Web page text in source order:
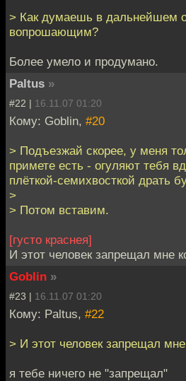
> Как думаешь в дальнейшем
вопрошающим?
Более умело и продумано.
Paltus »
#22 | 16.11.07 01:20
Кому: Goblin, #20
> Подъезжай скорее, у меня
примете есть - огуляют тебя
плёткой-семихвосткой драть
>
> Потом вставим.
[густо краснея]
И этот человек запрещал мне
Goblin »
#23 | 16.11.07 01:20
Кому: Paltus, #22
> И этот человек запрещал
я тебе ничего не "запрещал"